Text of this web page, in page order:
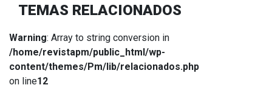
TEMAS RELACIONADOS
Warning: Array to string conversion in
/home/revistapm/public_html/wp-
content/themes/Pm/lib/relacionados.php
on line12